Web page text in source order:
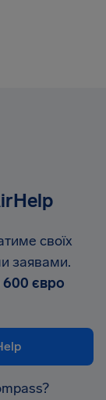
своїх
заявами.
600 євро